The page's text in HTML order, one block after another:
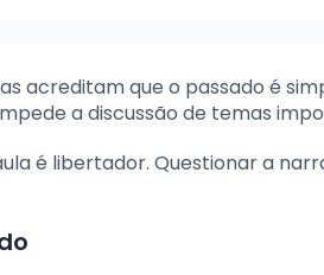
acreditam que o passado é
a discussão de temas
é libertador. Questionar a